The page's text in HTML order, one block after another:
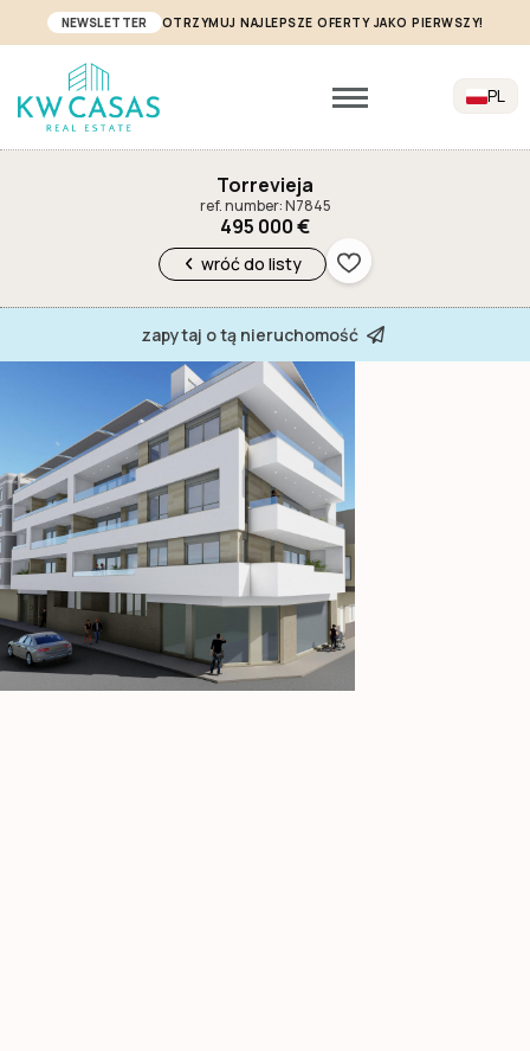
NEWSLETTER OTRZYMUJ NAJLEPSZE OFERTY JAKO PIERWSZY!
PL
Torrevieja
ref. number: N7845
495 000 €
wróć do listy
zapytaj o tą nieruchomość